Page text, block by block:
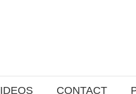
CONTACT